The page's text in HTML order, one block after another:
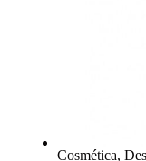
Cosmética,